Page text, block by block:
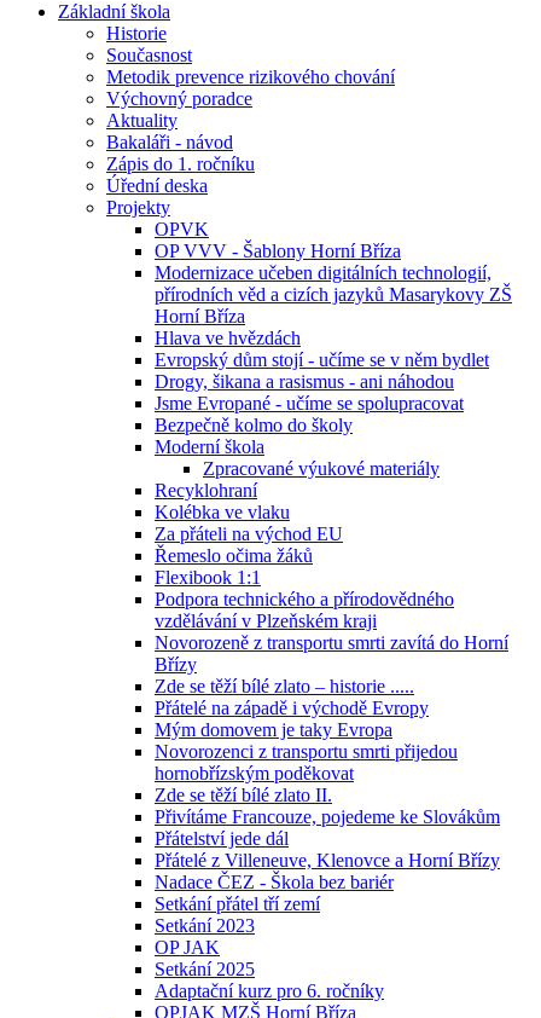
Základní škola
Historie
Současnost
Metodik prevence rizikového chování
Výchovný poradce
Aktuality
Bakaláři - návod
Zápis do 1. ročníku
Úřední deska
Projekty
OPVK
OP VVV - Šablony Horní Bříza
Modernizace učeben digitálních technologií,
přírodních věd a cizích jazyků Masarykovy ZŠ
Horní Bříza
Hlava ve hvězdách
Evropský dům stojí - učíme se v něm bydlet
Drogy, šikana a rasismus - ani náhodou
Jsme Evropané - učíme se spolupracovat
Bezpečně kolmo do školy
Moderní škola
Zpracované výukové materiály
Recyklohraní
Kolébka ve vlaku
Za přáteli na východ EU
Řemeslo očima žáků
Flexibook 1:1
Podpora technického a přírodovědného
vzdělávání v Plzeňském kraji
Novorozeně z transportu smrti zavítá do Horní
Břízy
Zde se těží bílé zlato – historie .....
Přátelé na západě i východě Evropy
Mým domovem je taky Evropa
Novorozenci z transportu smrti přijedou
hornobřízským poděkovat
Zde se těží bílé zlato II.
Přivítáme Francouze, pojedeme ke Slovákům
Přátelství jede dál
Přátelé z Villeneuve, Klenovce a Horní Břízy
Nadace ČEZ - Škola bez bariér
Setkání přátel tří zemí
Setkání 2023
OP JAK
Setkání 2025
Adaptační kurz pro 6. ročníky
OPJAK MZŠ Horní Bříza